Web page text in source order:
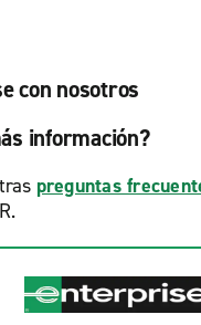
con nosotros
información?
preguntas